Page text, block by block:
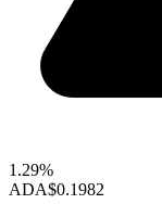
1.29%
ADA$0.1982